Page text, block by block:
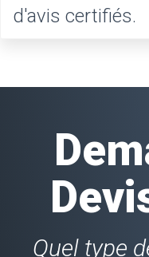
d'avis certifiés.
Quel type